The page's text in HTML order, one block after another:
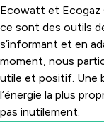
Ecowatt et Ecogaz
ce sont des outils
s’informant et en
moment, nous
utile et positif. Une
l’énergie la plus
pas inutilement.